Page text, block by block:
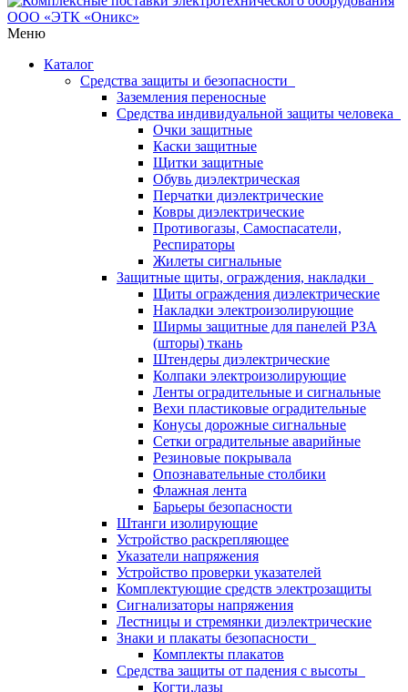
Меню
Каталог
Средства защиты и безопасности
Заземления переносные
Средства индивидуальной защиты человека
Очки защитные
Каски защитные
Щитки защитные
Обувь диэлектрическая
Перчатки диэлектрические
Ковры диэлектрические
Противогазы, Самоспасатели,
Респираторы
Жилеты сигнальные
Защитные щиты, ограждения, накладки
Щиты ограждения диэлектрические
Накладки электроизолирующие
Ширмы защитные для панелей РЗА
(шторы) ткань
Штендеры диэлектрические
Колпаки электроизолирующие
Ленты оградительные и сигнальные
Вехи пластиковые оградительные
Конусы дорожные сигнальные
Сетки оградительные аварийные
Резиновые покрывала
Опознавательные столбики
Флажная лента
Барьеры безопасности
Штанги изолирующие
Устройство раскрепляющее
Указатели напряжения
Устройство проверки указателей
Комплектующие средств электрозащиты
Сигнализаторы напряжения
Лестницы и стремянки диэлектрические
Знаки и плакаты безопасности
Комплекты плакатов
Средства защиты от падения с высоты
Когти,лазы